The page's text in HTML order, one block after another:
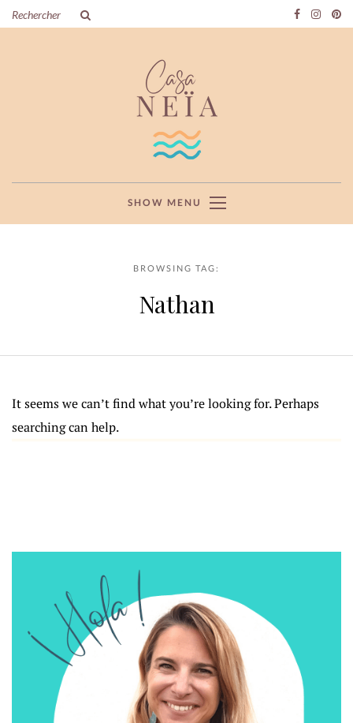
SHOW MENU
BROWSING TAG:
Nathan
It seems we can’t find what you’re looking for. Perhaps
searching can help.